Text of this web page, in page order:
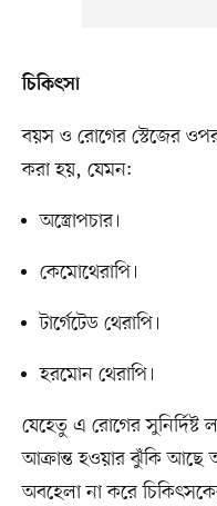
চিকিৎসা
বয়স ও রোগের স্টেজের ওপর
করা হয়, যেমন:
অস্ত্রোপচার।
কেমোথেরাপি।
টার্গেটেড থেরাপি।
হরমোন থেরাপি।
যেহেতু এ রোগের সুনির্দিষ্ট
আক্রান্ত হওয়ার ঝুঁকি আছে
অবহেলা না করে